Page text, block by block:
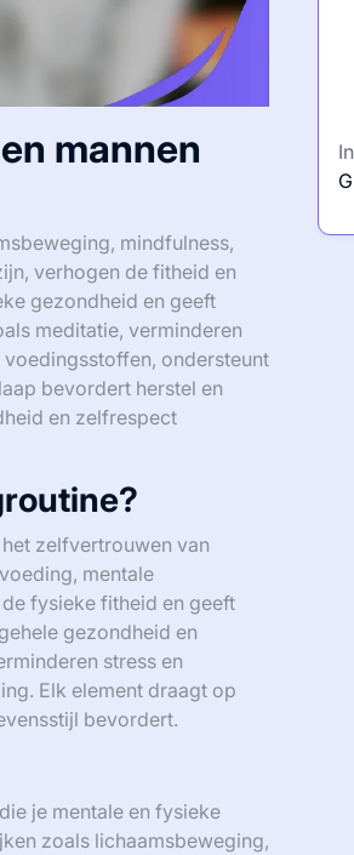
mannen
mindfulness,
verhogen de fitheid en
gezondheid en geeft
meditatie, verminderen
ondersteunt
bevordert herstel en
en zelfrespect
zelfvertrouwen van
mentale
fysieke fitheid en geeft
gezondheid en
stress en
Elk element draagt op
bevordert.
je mentale en fysieke
zoals lichaamsbeweging,